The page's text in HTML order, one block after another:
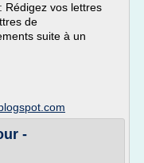
Rédigez vos lettres
de
suite à un
-